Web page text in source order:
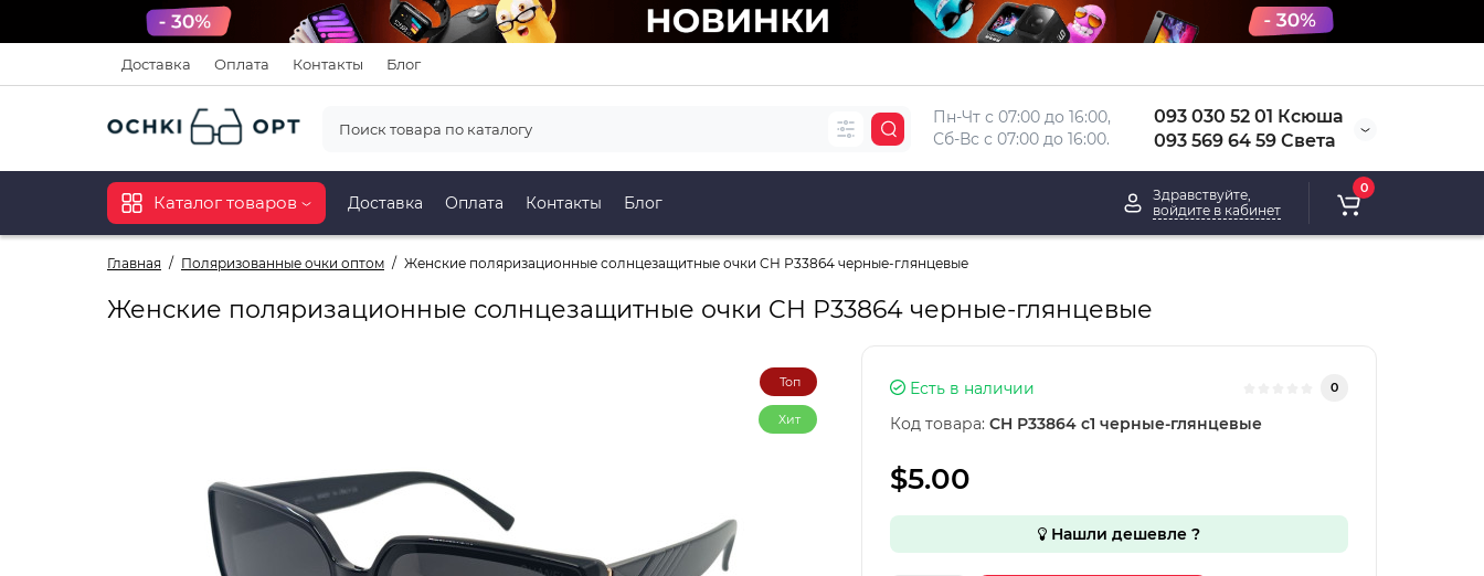
Доставка Оплата Контакты Блог
Пн-Чт с 07:00 до 16:00,
Сб-Вс с 07:00 до 16:00.
093 030 52 01 Ксюша
093 569 64 59 Света
Каталог товаров Доставка Оплата Контакты Блог
Здравствуйте,
войдите в кабинет
0
Главная Поляризованные очки оптом Женские поляризационные солнцезащитные очки CH Р33864 черные-глянцевые
Женские поляризационные солнцезащитные очки CH Р33864 черные-глянцевые
Топ
Хит
Есть в наличии 0
Код товара: CH Р33864 c1 черные-глянцевые
$5.00
Нашли дешевле ?